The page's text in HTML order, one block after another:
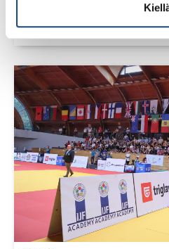
Open 2026, 14.-
Lindesberg, Ruotsi